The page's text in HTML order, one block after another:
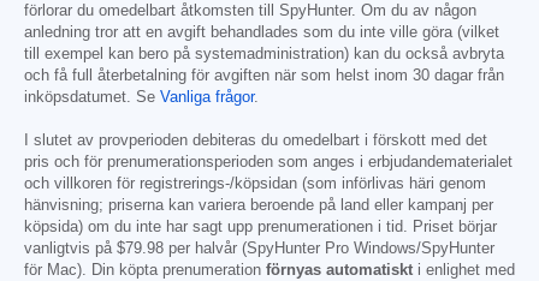
förlorar du omedelbart åtkomsten till SpyHunter. Om du av någon
anledning tror att en avgift behandlades som du inte ville göra (vilket
till exempel kan bero på systemadministration) kan du också avbryta
och få full återbetalning för avgiften när som helst inom 30 dagar från
inköpsdatumet. Se Vanliga frågor.
I slutet av provperioden debiteras du omedelbart i förskott med det
pris och för prenumerationsperioden som anges i erbjudandematerialet
och villkoren för registrerings-/köpsidan (som införlivas häri genom
hänvisning; priserna kan variera beroende på land eller kampanj per
köpsida) om du inte har sagt upp prenumerationen i tid. Priset börjar
vanligtvis på $79.98 per halvår (SpyHunter Pro Windows/SpyHunter
för Mac). Din köpta prenumeration förnyas automatiskt i enlighet med